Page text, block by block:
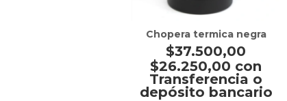
Chopera termica negra
$37.500,00
$26.250,00 con
Transferencia o
depósito bancario